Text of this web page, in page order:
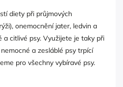
diety při průjmových
onemocnění jater, ledvin a
a citlivé psy. Využijete je taky při
a zesláblé psy trpící
pro všechny vybíravé psy.